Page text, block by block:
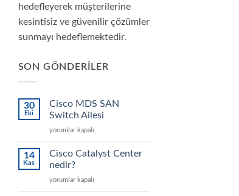
hedefleyerek müşterilerine
kesintisiz ve güvenilir çözümler
sunmayı hedeflemektedir.
SON GÖNDERILER
30
Eki
Cisco MDS SAN
Switch Ailesi
Cisco
SAN
Switch
için
yorumlar kapalı
14
Kas
Cisco Catalyst Center
nedir?
Cisco
yorumlar kapalı